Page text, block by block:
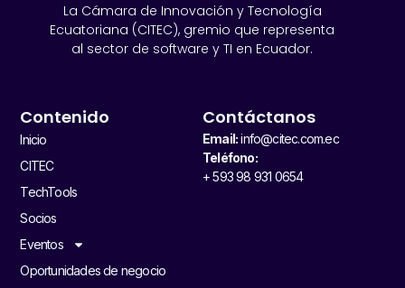
La Cámara de Innovación y Tecnología
Ecuatoriana (CITEC), gremio que representa
al sector de software y TI en Ecuador.
Contenido
Inicio
CITEC
TechTools
Socios
Eventos
Oportunidades de negocio
Contáctanos
Email:info@citec.com.ec
Teléfono:
+ 593 98 931 0654